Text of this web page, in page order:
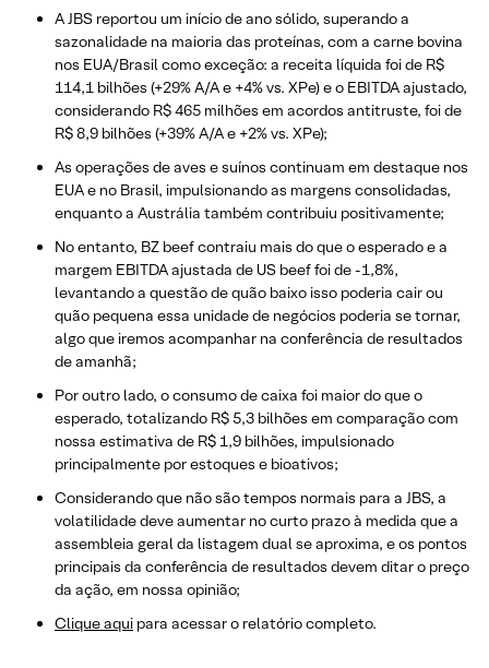
A JBS reportou um início de ano sólido, superando a
sazonalidade na maioria das proteínas, com a carne bovina
nos EUA/Brasil como exceção: a receita líquida foi de R$
114,1 bilhões (+29% A/A e +4% vs. XPe) e o EBITDA ajustado,
considerando R$ 465 milhões em acordos antitruste, foi de
R$ 8,9 bilhões (+39% A/A e +2% vs. XPe);
As operações de aves e suínos continuam em destaque nos
EUA e no Brasil, impulsionando as margens consolidadas,
enquanto a Austrália também contribuiu positivamente;
No entanto, BZ beef contraiu mais do que o esperado e a
margem EBITDA ajustada de US beef foi de -1,8%,
levantando a questão de quão baixo isso poderia cair ou
quão pequena essa unidade de negócios poderia se tornar,
algo que iremos acompanhar na conferência de resultados
de amanhã;
Por outro lado, o consumo de caixa foi maior do que o
esperado, totalizando R$ 5,3 bilhões em comparação com
nossa estimativa de R$ 1,9 bilhões, impulsionado
principalmente por estoques e bioativos;
Considerando que não são tempos normais para a JBS, a
volatilidade deve aumentar no curto prazo à medida que a
assembleia geral da listagem dual se aproxima, e os pontos
principais da conferência de resultados devem ditar o preço
da ação, em nossa opinião;
​Clique aqui para acessar o relatório completo.